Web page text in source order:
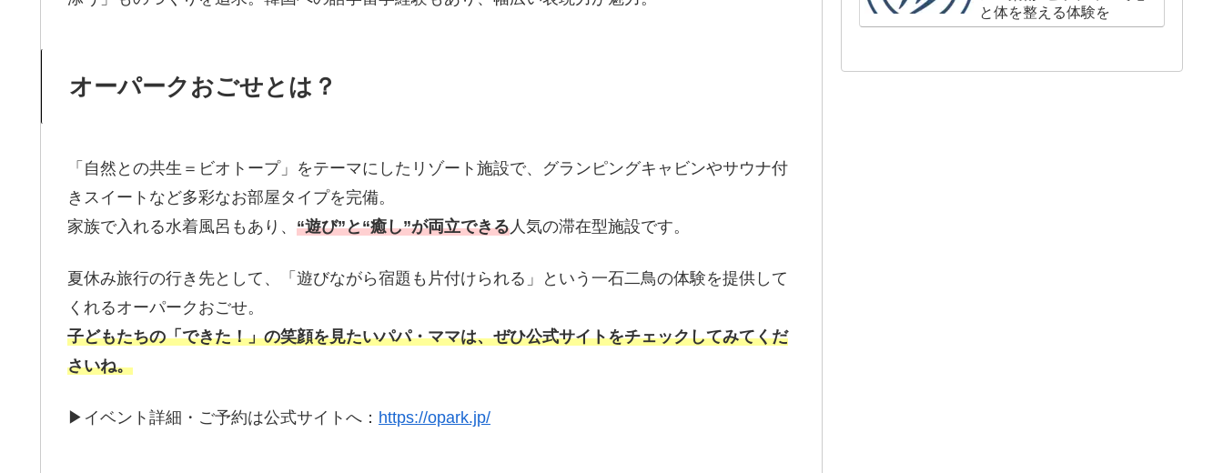
オーパークおごせとは？
「自然との共生＝ビオトープ」をテーマにしたリゾート施設で、グランピングキャビンやサウナ付
きスイートなど多彩なお部屋タイプを完備。
家族で入れる水着風呂もあり、 “遊び”と“癒し”が両立できる 人気の滞在型施設です。
夏休み旅行の行き先として、「遊びながら宿題も片付けられる」という一石二鳥の体験を提供して
くれるオーパークおごせ。
子どもたちの「できた！」の笑顔を見たいパパ・ママは、ぜひ公式サイトをチェックしてみてくだ
さいね。
▶イベント詳細・ご予約は公式サイトへ： https://opark.jp/
と体を整える体験を